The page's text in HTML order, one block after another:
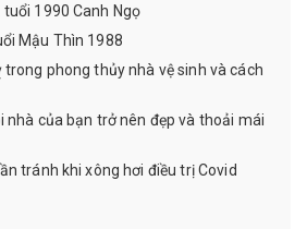
1990 Canh Ngọ
Mậu Thìn 1988
trong phong thủy nhà vệ sinh và cách
nhà của bạn trở nên đẹp và thoải mái
tránh khi xông hơi điều trị Covid